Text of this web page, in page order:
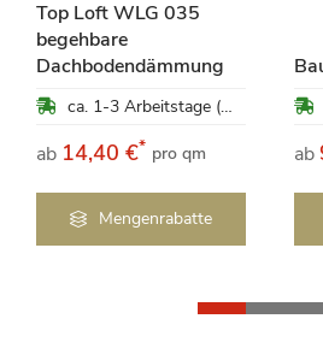
Top Loft WLG 035
begehbare
Dachbodendämmung
ca. 1-3 Arbeitstage (Mo-Fr)
ab 14,40 €* pro qm
Mengenrabatte
ab